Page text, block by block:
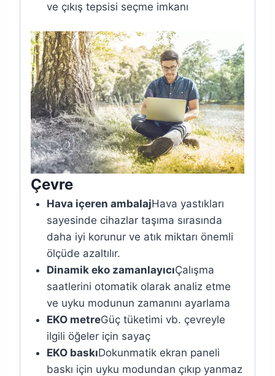
ve çıkış tepsisi seçme imkanı
Çevre
Hava içeren ambalajHava yastıkları
sayesinde cihazlar taşıma sırasında
daha iyi korunur ve atık miktarı önemli
ölçüde azaltılır.
Dinamik eko zamanlayıcıÇalışma
saatlerini otomatik olarak analiz etme
ve uyku modunun zamanını ayarlama
EKO metreGüç tüketimi vb. çevreyle
ilgili öğeler için sayaç
EKO baskıDokunmatik ekran paneli
baskı için uyku modundan çıkıp yanmaz